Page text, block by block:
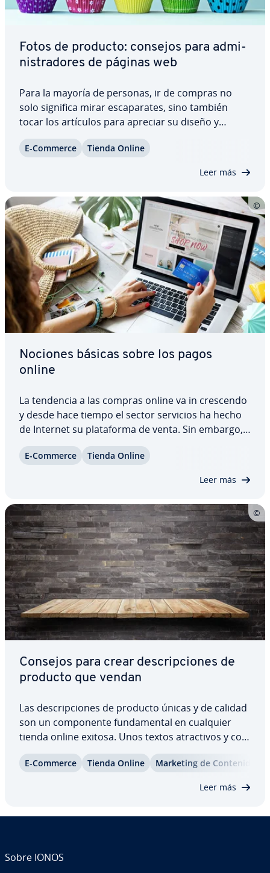
Fotos de producto: consejos para ad­mi­
ni­s­tra­do­res de páginas web
Para la mayoría de personas, ir de compras no
solo significa mirar es­ca­pa­ra­tes, sino también
tocar los artículos para apreciar su diseño y
olfato o el oído. En el momento en el que el cliente
E-Commerce Tienda Online
Leer más
Nociones básicas sobre los pagos
online
La tendencia a las compras online va in crescendo
y desde hace tiempo el sector servicios ha hecho
de Internet su pla­ta­fo­r­ma de venta. Sin embargo,
temor ge­ne­ra­li­za­do debido a los problemas que
E-Commerce Tienda Online
Leer más
Consejos para crear de­s­cri­p­cio­nes de
producto que vendan
Las de­s­cri­p­cio­nes de producto únicas y de calidad
son un co­m­po­ne­n­te fu­n­da­me­n­tal en cualquier
tienda online exitosa. Unos textos atra­c­ti­vos y co­n­
vi­n­ce­n­tes no solo co­n­tri­bu­yen a la decisión de
compra de los clientes po­te­n­cia­les, sino que
E-Commerce Tienda Online Marketing de Co­n­te­ni­dos
Leer más
Sobre IONOS